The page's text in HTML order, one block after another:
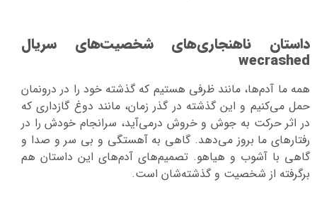
داستان ناهنجاری‌های شخصیت‌های سریال
wecrashed
همه ما آدم‌ها، مانند ظرفی هستیم که گذشته خود را در درونمان
حمل می‌کنیم و این گذشته در گذر زمان، مانند دوغ گازداری که
در اثر حرکت به جوش و خروش درمی‌آید، سرانجام خودش را در
رفتارهای ما بروز می‌دهد. گاهی به آهستگی و بی سر و صدا و
گاهی با آشوب و هیاهو. تصمیم‌های آدم‌های این داستان هم
برگرفته از شخصیت و گذشته‌شان است.